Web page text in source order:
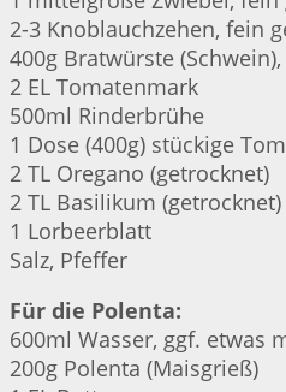
2-3 Knoblauchzehen, fein
400g Bratwürste
2 EL Tomatenmark
500ml Rinderbrühe
1 Dose (400g) stückige
2 TL Oregano (getrocknet)
2 TL Basilikum (getrocknet)
1 Lorbeerblatt
Salz, Pfeffer
Für die Polenta:
600ml Wasser, ggf. etwas
200g Polenta (Maisgrieß)